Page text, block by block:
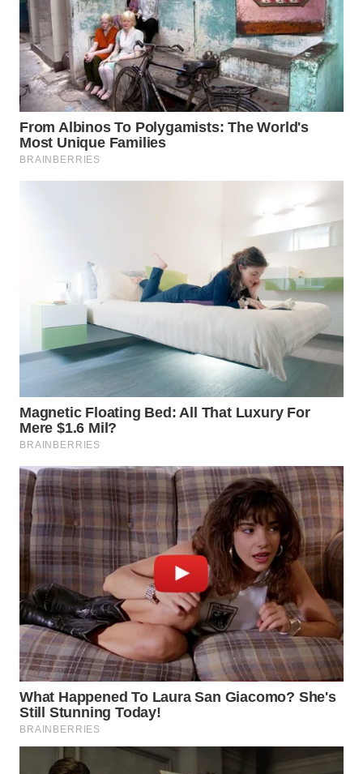
TANGERANG
WN
BINJAI
WN
CIREBON
WN
MAJALENGKA
WN
WN
SUKABUMI
WN
PURWAKARTA
WN
PRIANGAN
TIMUR
WN
SEMARANG
WN
WN
BOROBUDUR